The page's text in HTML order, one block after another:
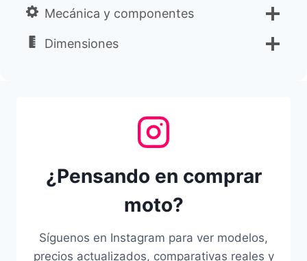
Mecánica y componentes
Dimensiones
¿Pensando en comprar
moto?
Síguenos en Instagram para ver modelos,
precios actualizados, comparativas reales y